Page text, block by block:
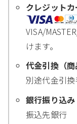
クレジット
VISA/
けます。
代金引換（商
別途代金引換
銀行振り込み
振込先銀行